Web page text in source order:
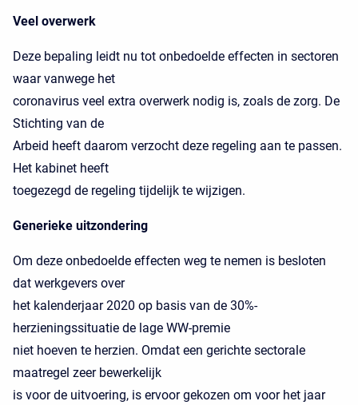
Veel overwerk
Deze bepaling leidt nu tot onbedoelde effecten in sectoren
waar vanwege het
coronavirus veel extra overwerk nodig is, zoals de zorg. De
Stichting van de
Arbeid heeft daarom verzocht deze regeling aan te passen.
Het kabinet heeft
toegezegd de regeling tijdelijk te wijzigen.
Generieke uitzondering
Om deze onbedoelde effecten weg te nemen is besloten
dat werkgevers over
het kalenderjaar 2020 op basis van de 30%-
herzieningssituatie de lage WW-premie
niet hoeven te herzien. Omdat een gerichte sectorale
maatregel zeer bewerkelijk
is voor de uitvoering, is ervoor gekozen om voor het jaar